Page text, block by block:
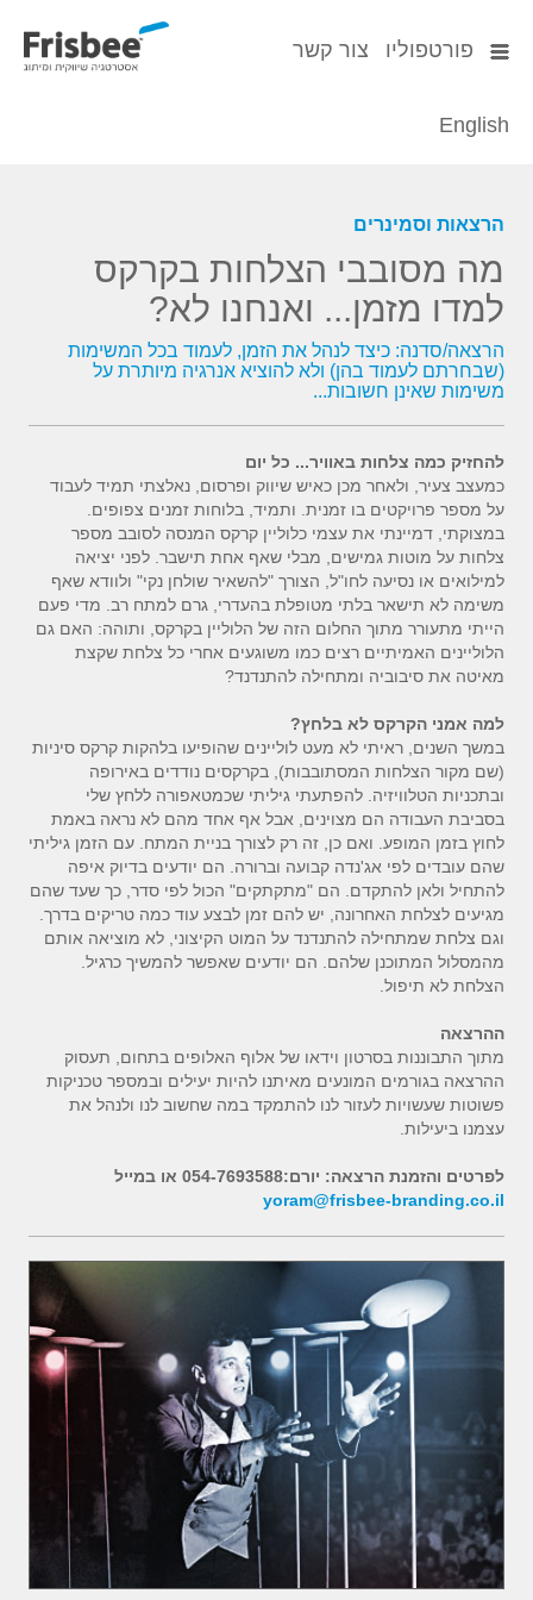
פורטפוליו צור קשר
English
הרצאות וסמינרים
מה מסובבי הצלחות בקרקס
למדו מזמן... ואנחנו לא?
הרצאה/סדנה: ​כיצד לנהל את הזמן, לעמוד בכל המשימות
(שבחרתם לעמוד בהן) ולא להוציא אנרגיה מיותרת על
משימות שאינן חשובות...
להחזיק כמה צלחות באוויר... כל יום
כמעצב צעיר, ולאחר מכן כאיש שיווק ופרסום, נאלצתי תמיד לעבוד
על מספר פרויקטים בו זמנית. ותמיד, בלוחות זמנים צפופים.
במצוקתי, דמיינתי את עצמי כלוליין קרקס המנסה לסובב מספר
צלחות על מוטות גמישים, מבלי שאף אחת תישבר. לפני יציאה
למילואים או נסיעה לחו"ל, הצורך "להשאיר שולחן נקי" ולוודא שאף
משימה לא תישאר בלתי מטופלת בהעדרי, גרם למתח רב. מדי פעם
הייתי מתעורר מתוך החלום הזה של הלוליין בקרקס, ותוהה: האם גם
הלוליינים האמיתיים רצים כמו משוגעים אחרי כל צלחת שקצת
מאיטה את סיבוביה ומתחילה להתנדנד?
למה אמני הקרקס לא בלחץ?
במשך השנים, ראיתי לא מעט לוליינים שהופיעו בלהקות קרקס סיניות
(שם מקור הצלחות המסתובבות), בקרקסים נודדים באירופה
ובתכניות הטלוויזיה. להפתעתי גיליתי שכמטאפורה ללחץ שלי
בסביבת העבודה הם מצוינים, אבל אף אחד מהם לא נראה באמת
לחוץ בזמן המופע. ואם כן, זה רק לצורך בניית המתח. עם הזמן גיליתי
שהם עובדים לפי אג'נדה קבועה וברורה. הם יודעים בדיוק איפה
להתחיל ולאן להתקדם. הם "מתקתקים" הכול לפי סדר, כך שעד שהם
מגיעים לצלחת האחרונה, יש להם זמן לבצע עוד כמה טריקים בדרך.
וגם צלחת שמתחילה להתנדנד על המוט הקיצוני, לא מוציאה אותם
מהמסלול המתוכנן שלהם. הם יודעים שאפשר להמשיך כרגיל.
הצלחת לא תיפול.
ההרצאה
מתוך התבוננות בסרטון וידאו של אלוף האלופים בתחום, תעסוק
ההרצאה בגורמים המונעים מאיתנו להיות יעילים ובמספר טכניקות
פשוטות שעשויות לעזור לנו להתמקד במה שחשוב לנו ולנהל את
עצמנו ביעילות.
לפרטים והזמנת הרצאה: יורם:054-7693588 או במייל
yoram@frisbee-branding.co.il